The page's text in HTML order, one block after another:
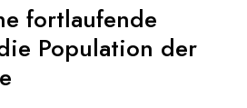
fortlaufende
Population der